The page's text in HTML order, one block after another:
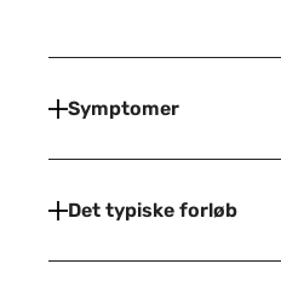
Symptomer
Det typiske forløb